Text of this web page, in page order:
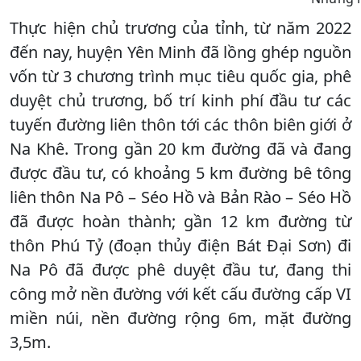
Thực hiện chủ trương của tỉnh, từ năm 2022
đến nay, huyện Yên Minh đã lồng ghép nguồn
vốn từ 3 chương trình mục tiêu quốc gia, phê
duyệt chủ trương, bố trí kinh phí đầu tư các
tuyến đường liên thôn tới các thôn biên giới ở
Na Khê. Trong gần 20 km đường đã và đang
được đầu tư, có khoảng 5 km đường bê tông
liên thôn Na Pô – Séo Hồ và Bản Rào – Séo Hồ
đã được hoàn thành; gần 12 km đường từ
thôn Phú Tỷ (đoạn thủy điện Bát Đại Sơn) đi
Na Pô đã được phê duyệt đầu tư, đang thi
công mở nền đường với kết cấu đường cấp VI
miền núi, nền đường rộng 6m, mặt đường
3,5m.